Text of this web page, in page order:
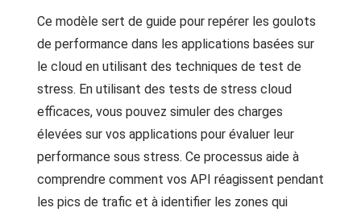
Ce modèle sert de guide pour repérer les goulots
de performance dans les applications basées sur
le cloud en utilisant des techniques de test de
stress. En utilisant des tests de stress cloud
efficaces, vous pouvez simuler des charges
élevées sur vos applications pour évaluer leur
performance sous stress. Ce processus aide à
comprendre comment vos API réagissent pendant
les pics de trafic et à identifier les zones qui